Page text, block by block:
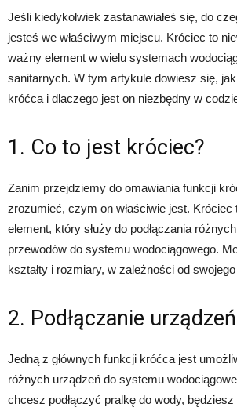
Jeśli kiedykolwiek zastanawiałeś się, do
jesteś we właściwym miejscu. Króciec to
ważny element w wielu systemach
sanitarnych. W tym artykule dowiesz się,
króćca i dlaczego jest on niezbędny w
1. Co to jest króciec?
Zanim przejdziemy do omawiania funkcji
zrozumieć, czym on właściwie jest. Króciec
element, który służy do podłączania
przewodów do systemu wodociągowego.
kształty i rozmiary, w zależności od
2. Podłączanie urządzeń
Jedną z głównych funkcji króćca jest
różnych urządzeń do systemu
chcesz podłączyć pralkę do wody, będziesz